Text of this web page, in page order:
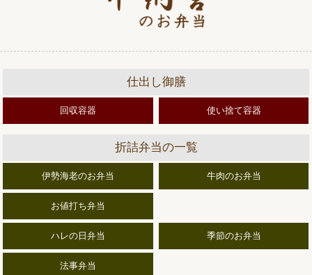
仕出し御膳
回収容器 使い捨て容器
折詰弁当の一覧
伊勢海老のお弁当 牛肉のお弁当
お値打ち弁当
ハレの日弁当 季節のお弁当
法事弁当